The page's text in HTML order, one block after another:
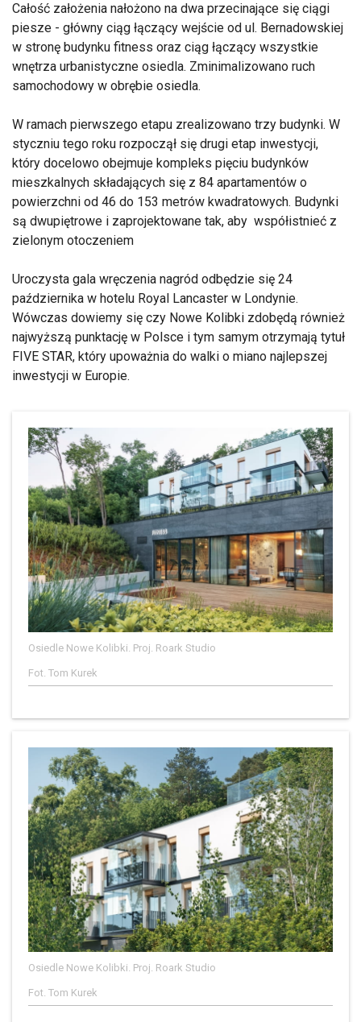
Całość założenia nałożono na dwa przecinające się ciągi
piesze - główny ciąg łączący wejście od ul. Bernadowskiej
w stronę budynku fitness oraz ciąg łączący wszystkie
wnętrza urbanistyczne osiedla. Zminimalizowano ruch
samochodowy w obrębie osiedla.
W ramach pierwszego etapu zrealizowano trzy budynki. W
styczniu tego roku rozpoczął się drugi etap inwestycji,
który docelowo obejmuje kompleks pięciu budynków
mieszkalnych składających się z 84 apartamentów o
powierzchni od 46 do 153 metrów kwadratowych. Budynki
są dwupiętrowe i zaprojektowane tak, aby współistnieć z
zielonym otoczeniem
Uroczysta gala wręczenia nagród odbędzie się 24
października w hotelu Royal Lancaster w Londynie.
Wówczas dowiemy się czy Nowe Kolibki zdobędą również
najwyższą punktację w Polsce i tym samym otrzymają tytuł
FIVE STAR, który upoważnia do walki o miano najlepszej
inwestycji w Europie.
Osiedle Nowe Kolibki. Proj. Roark Studio
Fot. Tom Kurek
Osiedle Nowe Kolibki. Proj. Roark Studio
Fot. Tom Kurek